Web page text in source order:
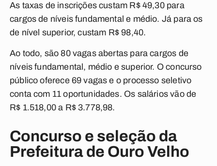
As taxas de inscrições custam R$ 49,30 para
cargos de níveis fundamental e médio. Já para os
de nível superior, custam R$ 98,40.
Ao todo, são 80 vagas abertas para cargos de
níveis fundamental, médio e superior. O concurso
público oferece 69 vagas e o processo seletivo
conta com 11 oportunidades. Os salários vão de
R$ 1.518,00 a R$ 3.778,98.
Concurso e seleção da
Prefeitura de Ouro Velho